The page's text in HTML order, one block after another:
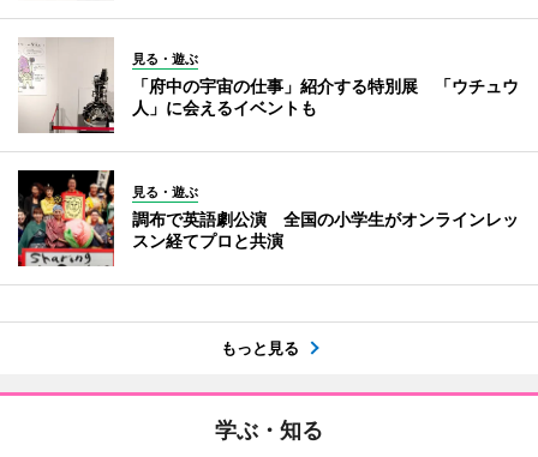
見る・遊ぶ
「府中の宇宙の仕事」紹介する特別展 「ウチュウ
人」に会えるイベントも
見る・遊ぶ
調布で英語劇公演 全国の小学生がオンラインレッ
スン経てプロと共演
もっと見る
学ぶ・知る